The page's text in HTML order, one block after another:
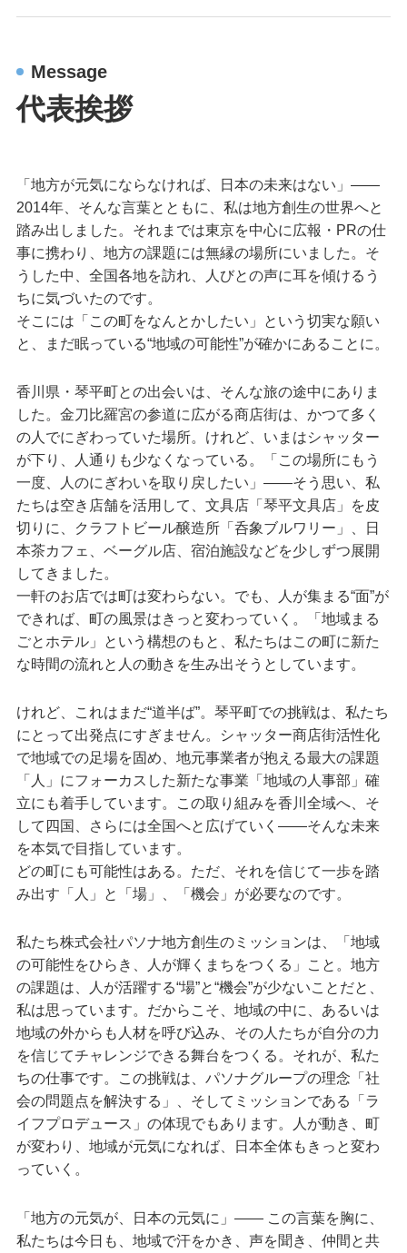
Message
代表挨拶
「地方が元気にならなければ、日本の未来はない」——
2014年、そんな言葉とともに、私は地方創生の世界へと
踏み出しました。それまでは東京を中心に広報・PRの仕
事に携わり、地方の課題には無縁の場所にいました。そ
うした中、全国各地を訪れ、人びとの声に耳を傾けるう
ちに気づいたのです。
そこには「この町をなんとかしたい」という切実な願い
と、まだ眠っている“地域の可能性”が確かにあることに。
香川県・琴平町との出会いは、そんな旅の途中にありま
した。金刀比羅宮の参道に広がる商店街は、かつて多く
の人でにぎわっていた場所。けれど、いまはシャッター
が下り、人通りも少なくなっている。「この場所にもう
一度、人のにぎわいを取り戻したい」——そう思い、私
たちは空き店舗を活用して、文具店「琴平文具店」を皮
切りに、クラフトビール醸造所「呑象ブルワリー」、日
本茶カフェ、ベーグル店、宿泊施設などを少しずつ展開
してきました。
一軒のお店では町は変わらない。でも、人が集まる“面”が
できれば、町の風景はきっと変わっていく。「地域まる
ごとホテル」という構想のもと、私たちはこの町に新た
な時間の流れと人の動きを生み出そうとしています。
けれど、これはまだ“道半ば”。琴平町での挑戦は、私たち
にとって出発点にすぎません。シャッター商店街活性化
で地域での足場を固め、地元事業者が抱える最大の課題
「人」にフォーカスした新たな事業「地域の人事部」確
立にも着手しています。この取り組みを香川全域へ、そ
して四国、さらには全国へと広げていく——そんな未来
を本気で目指しています。
どの町にも可能性はある。ただ、それを信じて一歩を踏
み出す「人」と「場」、「機会」が必要なのです。
私たち株式会社パソナ地方創生のミッションは、「地域
の可能性をひらき、人が輝くまちをつくる」こと。地方
の課題は、人が活躍する“場”と“機会”が少ないことだと、
私は思っています。だからこそ、地域の中に、あるいは
地域の外からも人材を呼び込み、その人たちが自分の力
を信じてチャレンジできる舞台をつくる。それが、私た
ちの仕事です。この挑戦は、パソナグループの理念「社
会の問題点を解決する」、そしてミッションである「ラ
イフプロデュース」の体現でもあります。人が動き、町
が変わり、地域が元気になれば、日本全体もきっと変わ
っていく。
「地方の元気が、日本の元気に」—— この言葉を胸に、
私たちは今日も、地域で汗をかき、声を聞き、仲間と共